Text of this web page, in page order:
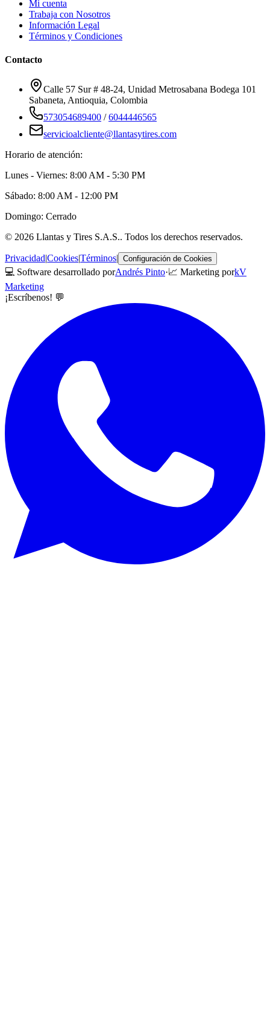
Mi cuenta
Trabaja con Nosotros
Información Legal
Términos y Condiciones
Contacto
Calle 57 Sur # 48-24, Unidad Metrosabana Bodega 101
Sabaneta, Antioquia, Colombia
573054689400 /6044446565
servicioalcliente@llantasytires.com
Horario de atención:
Lunes - Viernes: 8:00 AM - 5:30 PM
Sábado: 8:00 AM - 12:00 PM
Domingo: Cerrado
© 2026 Llantas y Tires S.A.S.. Todos los derechos reservados.
Privacidad|Cookies|Términos| Configuración de Cookies
💻 Software desarrollado porAndrés Pinto·📈 Marketing porkV
Marketing
¡Escríbenos! 💬